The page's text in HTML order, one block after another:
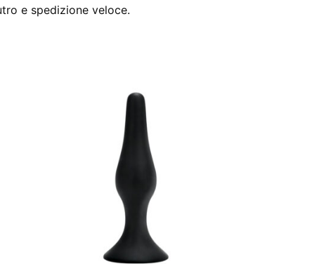
e spedizione veloce.